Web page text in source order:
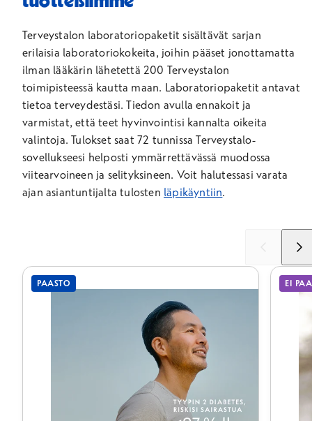
Terveystalon laboratoriopaketit sisältävät sarjan
erilaisia laboratoriokokeita, joihin pääset jonottamatta
ilman lääkärin lähetettä 200 Terveystalon
toimipisteessä kautta maan. Laboratoriopaketit antavat
tietoa terveydestäsi. Tiedon avulla ennakoit ja
varmistat, että teet hyvinvointisi kannalta oikeita
valintoja. Tulokset saat 72 tunnissa Terveystalo-
sovellukseesi helposti ymmärrettävässä muodossa
viitearvoineen ja selityksineen. Voit halutessasi varata
ajan asiantuntijalta tulosten läpikäyntiin.
vasemmalle
PAASTO EI